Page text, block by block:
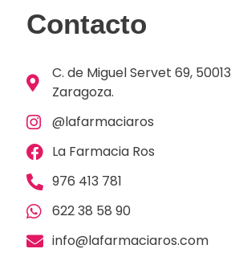
Contacto
C. de Miguel Servet 69, 50013
Zaragoza.
@lafarmaciaros
La Farmacia Ros
976 413 781
622 38 58 90
info@lafarmaciaros.com